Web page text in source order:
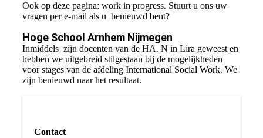
Ook op deze pagina: work in progress. Stuurt u ons uw
vragen per e-mail als u benieuwd bent?
Hoge School Arnhem Nijmegen
Inmiddels zijn docenten van de HA. N in Lira geweest en
hebben we uitgebreid stilgestaan bij de mogelijkheden
voor stages van de afdeling International Social Work. We
zijn benieuwd naar het resultaat.
Contact